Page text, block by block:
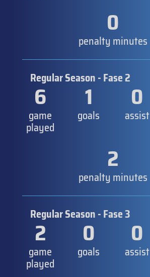
0
penalty minutes
Regular Season - Fase 2
6
game
played
1
goals
0
assist
2
penalty minutes
Regular Season - Fase 3
2
game
played
0
goals
0
assist